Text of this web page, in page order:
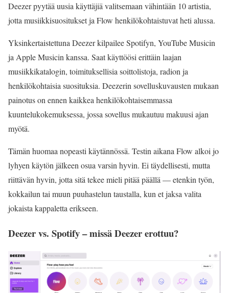
Deezer pyytää uusia käyttäjiä valitsemaan vähintään 10 artistia,
jotta musiikkisuositukset ja Flow henkilökohtaistuvat heti alussa.
Yksinkertaistettuna Deezer kilpailee Spotifyn, YouTube Musicin
ja Apple Musicin kanssa. Saat käyttöösi erittäin laajan
musiikkikatalogin, toimituksellisia soittolistoja, radion ja
henkilökohtaisia suosituksia. Deezerin sovelluskuvausten mukaan
painotus on ennen kaikkea henkilökohtaisemmassa
kuuntelukokemuksessa, jossa sovellus mukautuu makuusi ajan
myötä.
Tämän huomaa nopeasti käytännössä. Testin aikana Flow alkoi jo
lyhyen käytön jälkeen osua varsin hyvin. Ei täydellisesti, mutta
riittävän hyvin, jotta sitä tekee mieli pitää päällä — etenkin työn,
kokkailun tai muun puuhastelun taustalla, kun et jaksa valita
jokaista kappaletta erikseen.
Deezer vs. Spotify – missä Deezer erottuu?